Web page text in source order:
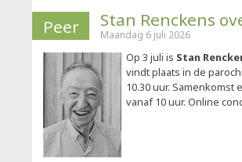
Peer Stan Renckens
Maandag 6 juli 2026
Op 3 juli is Stan
vindt plaats in de
10.30 uur.
vanaf 10 uur. Online